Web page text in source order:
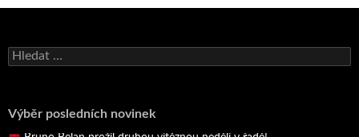
Vyhledávání
Výběr posledních novinek
Andy Appleton obhájil dlouhodrážní titul!
Bruno Belan prožil druhou vítěznou neděli v řadě!